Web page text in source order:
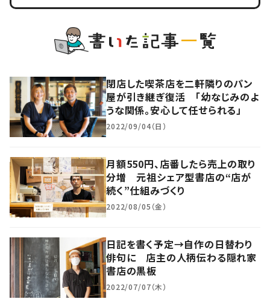
閉店した喫茶店を二軒隣りのパン
屋が引き継ぎ復活 「幼なじみのよ
うな関係。安心して任せられる」
2022/09/04（日）
月額550円、店番したら売上の取り
分増 元祖シェア型書店の“店が
続く”仕組みづくり
2022/08/05（金）
日記を書く予定→自作の日替わり
俳句に 店主の人柄伝わる隠れ家
書店の黒板
2022/07/07（木）